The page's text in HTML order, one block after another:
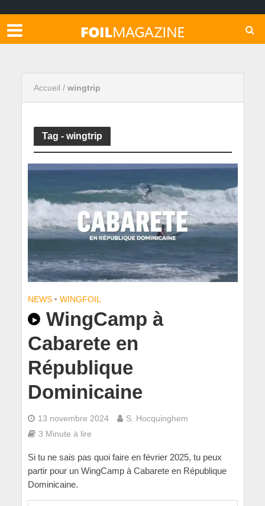
Accueil / wingtrip
Tag - wingtrip
NEWS • WINGFOIL
WingCamp à
Cabarete en
République
Dominicaine
13 novembre 2024
S. Hocquinghem
3 Minute à lire
Si tu ne sais pas quoi faire en février 2025, tu peux
partir pour un WingCamp à Cabarete en République
Dominicaine.